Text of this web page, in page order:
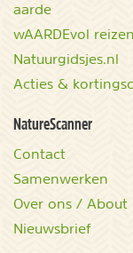
aarde
wAARDEvol reizen
Natuurgidsjes.nl
Acties &
NatureScanner
Contact
Samenwerken
Over ons / About
Nieuwsbrief